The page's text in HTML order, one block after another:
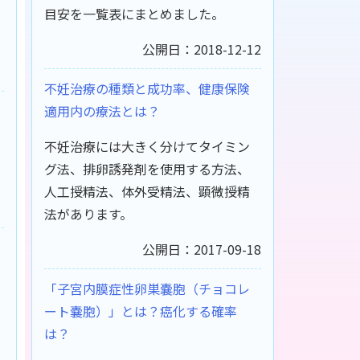
目安を一覧表にまとめました。
公開日：2018-12-12
不妊治療の種類と成功率、健康保険
適用内の療法とは？
不妊治療には大きく分けてタイミン
グ法、排卵誘発剤を使用する方法、
人工授精法、体外受精法、顕微授精
法があります。
公開日：2017-09-18
「子宮内膜症性卵巣嚢胞（チョコレ
ート嚢胞）」とは？癌化する確率
は？